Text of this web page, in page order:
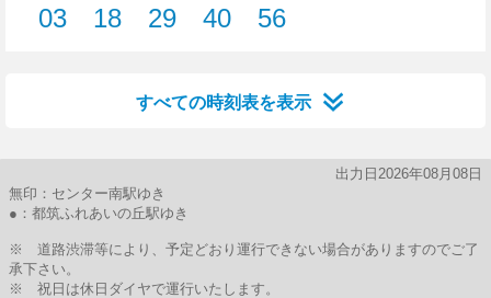
03
18
29
40
56
すべての時刻表を表示
出力日2026年08月08日
無印：センター南駅ゆき
●：都筑ふれあいの丘駅ゆき
※ 道路渋滞等により、予定どおり運行できない場合がありますのでご了
承下さい。
※ 祝日は休日ダイヤで運行いたします。